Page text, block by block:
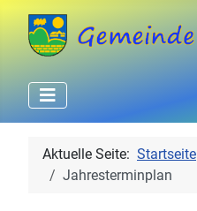
Aktuelle Seite: Startseite
Jahresterminplan